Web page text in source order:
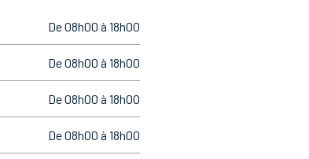
De 08h00 à 18h00
De 08h00 à 18h00
De 08h00 à 18h00
De 08h00 à 18h00